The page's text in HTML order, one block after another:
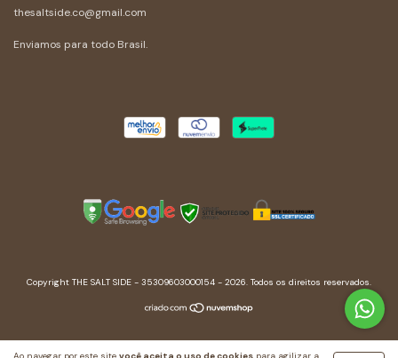
thesaltside.co@gmail.com
Enviamos para todo Brasil.
Copyright THE SALT SIDE - 35309603000154 - 2026. Todos os direitos reservados.